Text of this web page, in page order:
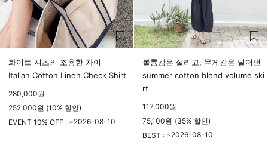
화이트 셔츠의 조용한 차이
Italian Cotton Linen Check Shirt
280,000원
252,000원 (10% 할인)
EVENT 10% OFF : ~2026-08-10
볼륨감은 살리고, 무게감은 덜어낸
summer cotton blend volume ski
rt
117,000원
75,100원 (35% 할인)
BEST : ~2026-08-10